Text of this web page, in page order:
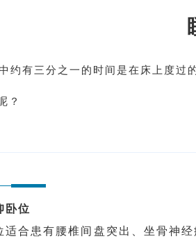
约有三分之一的时间是在床上度
？
卧位
适合患有腰椎间盘突出、坐骨神